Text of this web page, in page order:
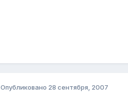
Опубликовано 28 сентября, 2007